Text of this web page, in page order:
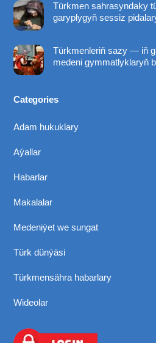
Türkmen sahrasyndaky
garyplygyň sessiz
Türkmenleriň sazy — iň
medeni gymmatlyklaryň
Categories
Adam hukuklary
Aýallar
Habarlar
Makalalar
Medeniýet we sungat
Türk dünýäsi
Türkmensähra habarlary
Wideolar